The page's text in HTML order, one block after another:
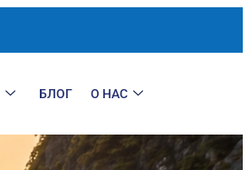
БЛОГ О НАС